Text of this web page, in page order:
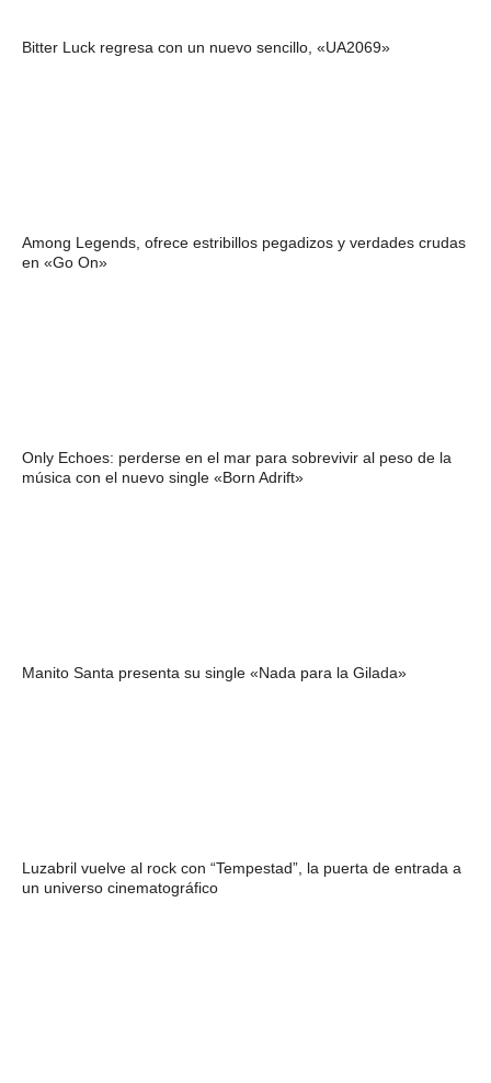
Bitter Luck regresa con un nuevo sencillo, «UA2069»
Among Legends, ofrece estribillos pegadizos y verdades crudas
en «Go On»
Only Echoes: perderse en el mar para sobrevivir al peso de la
música con el nuevo single «Born Adrift»
Manito Santa presenta su single «Nada para la Gilada»
Luzabril vuelve al rock con “Tempestad”, la puerta de entrada a
un universo cinematográfico